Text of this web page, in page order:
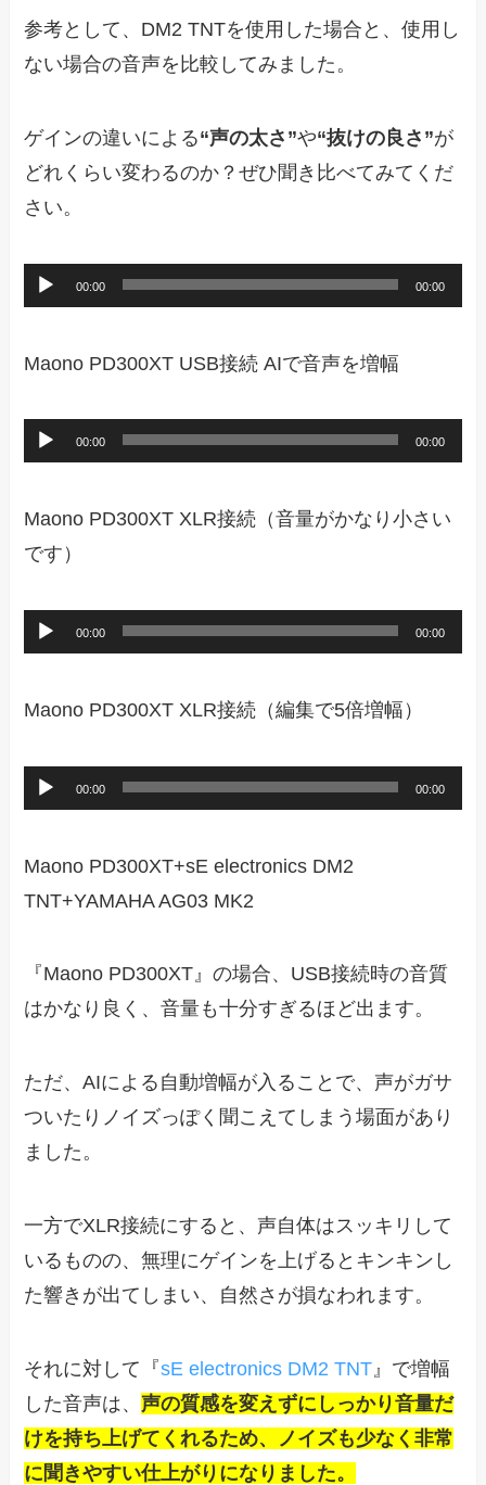
参考として、DM2 TNTを使用した場合と、使用し
ない場合の音声を比較してみました。
ゲインの違いによる“声の太さ”や“抜けの良さ”が
どれくらい変わるのか？ぜひ聞き比べてみてくだ
さい。
音
声
ー
ヤ
00:00 00:00
Maono PD300XT USB接続 AIで音声を増幅
音
ヤ
ー
00:00 00:00
Maono PD300XT XLR接続（音量がかなり小さい
です）
音
ー
ヤ
00:00 00:00
Maono PD300XT XLR接続（編集で5倍増幅）
音
声
00:00 00:00
Maono PD300XT+sE electronics DM2
TNT+YAMAHA AG03 MK2
『Maono PD300XT』の場合、USB接続時の音質
はかなり良く、音量も十分すぎるほど出ます。
ただ、AIによる自動増幅が入ることで、声がガサ
ついたりノイズっぽく聞こえてしまう場面があり
ました。
一方でXLR接続にすると、声自体はスッキリして
いるものの、無理にゲインを上げるとキンキンし
た響きが出てしまい、自然さが損なわれます。
それに対して『sE electronics DM2 TNT 』で増幅
した音声は、声の質感を変えずにしっかり音量だ
けを持ち上げてくれるため、ノイズも少なく非常
に聞きやすい仕上がりになりました。